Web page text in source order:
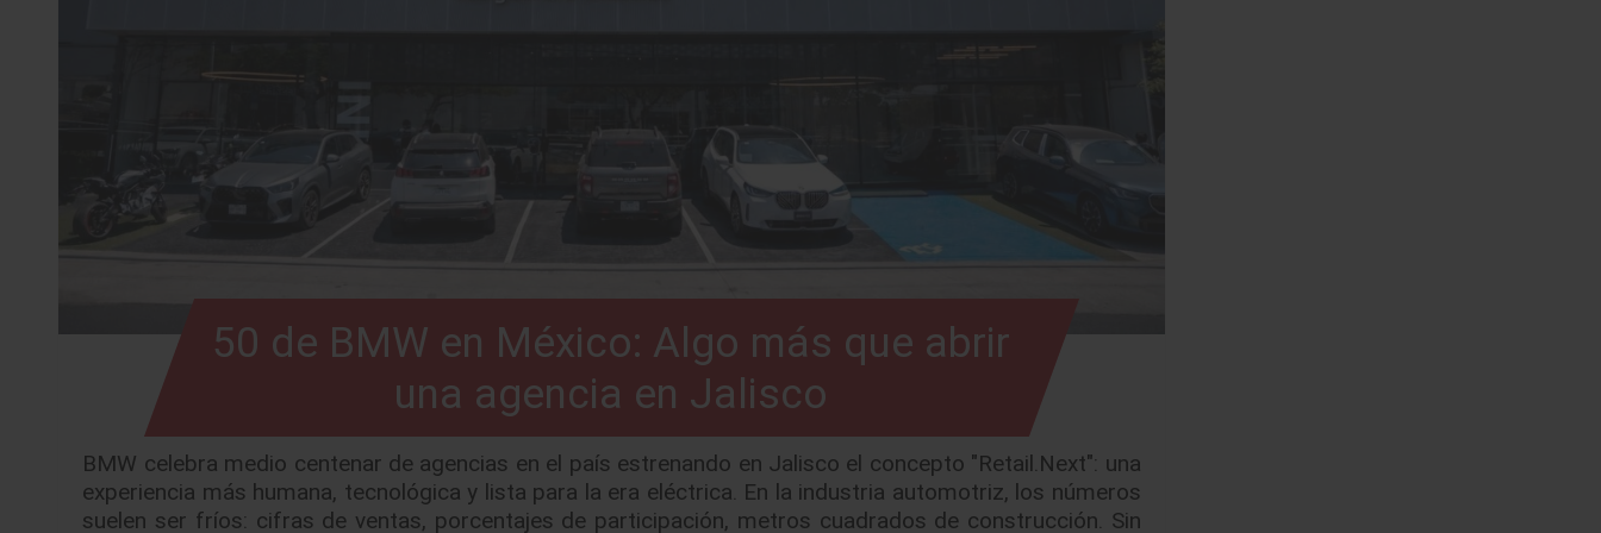
50 de BMW en México: Algo más que abrir
una agencia en Jalisco
BMW celebra medio centenar de agencias en el país estrenando en Jalisco el concepto "Retail.Next": una
experiencia más humana, tecnológica y lista para la era eléctrica. En la industria automotriz, los números
suelen ser fríos: cifras de ventas, porcentajes de participación, metros cuadrados de construcción. Sin